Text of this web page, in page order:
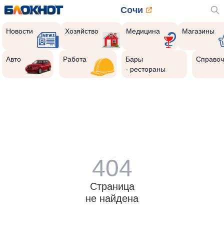
Сочи
Новости Хозяйство Медицина Магазины
Авто Работа
Бары
- рестораны
404
Страница
не найдена